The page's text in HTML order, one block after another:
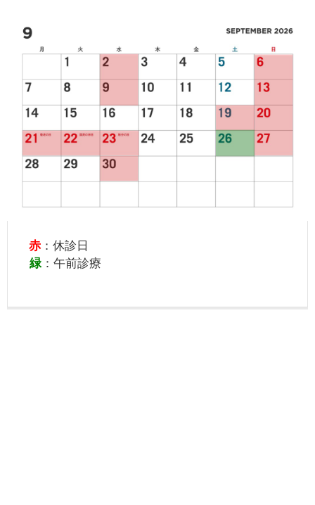
赤 ：休診日
緑 ：午前診療